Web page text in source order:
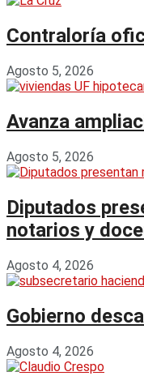
Contraloría
Agosto 5, 2026
Avanza
Agosto 5, 2026
Diputados
notarios y
Agosto 4, 2026
Gobierno
Agosto 4, 2026